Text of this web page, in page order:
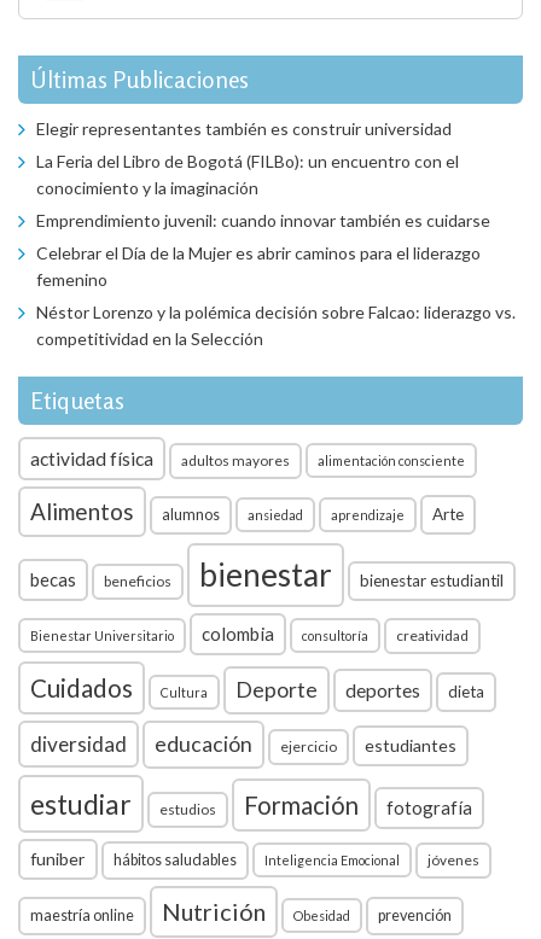
Últimas Publicaciones
Elegir representantes también es construir universidad
La Feria del Libro de Bogotá (FILBo): un encuentro con el
conocimiento y la imaginación
Emprendimiento juvenil: cuando innovar también es cuidarse
Celebrar el Día de la Mujer es abrir caminos para el liderazgo
femenino
Néstor Lorenzo y la polémica decisión sobre Falcao: liderazgo vs.
competitividad en la Selección
Etiquetas
actividad física adultos mayores alimentación consciente
Alimentos alumnos ansiedad aprendizaje Arte
becas beneficios bienestar bienestar estudiantil
Bienestar Universitario colombia consultoría creatividad
Cuidados Cultura Deporte deportes dieta
diversidad educación ejercicio estudiantes
estudiar estudios Formación fotografía
funiber hábitos saludables Inteligencia Emocional jóvenes
maestría online Nutrición Obesidad prevención